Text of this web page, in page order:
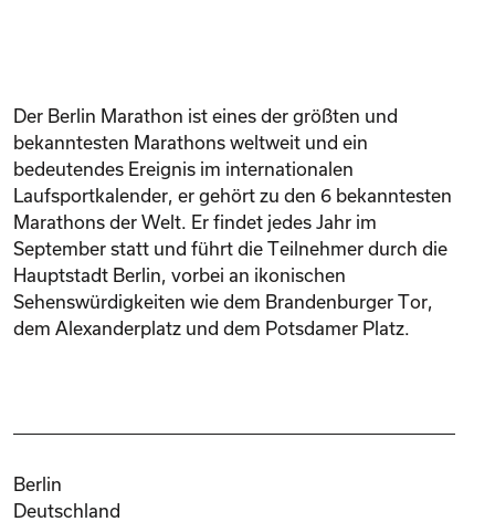
Der Berlin Marathon ist eines der größten und
bekanntesten Marathons weltweit und ein
bedeutendes Ereignis im internationalen
Laufsportkalender, er gehört zu den 6 bekanntesten
Marathons der Welt. Er findet jedes Jahr im
September statt und führt die Teilnehmer durch die
Hauptstadt Berlin, vorbei an ikonischen
Sehenswürdigkeiten wie dem Brandenburger Tor,
dem Alexanderplatz und dem Potsdamer Platz.
Berlin
Deutschland